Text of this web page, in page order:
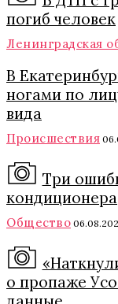
погиб человек
Ленинградская
В
ногами по
вида
Происшествия
Три
Общество
о пропаже